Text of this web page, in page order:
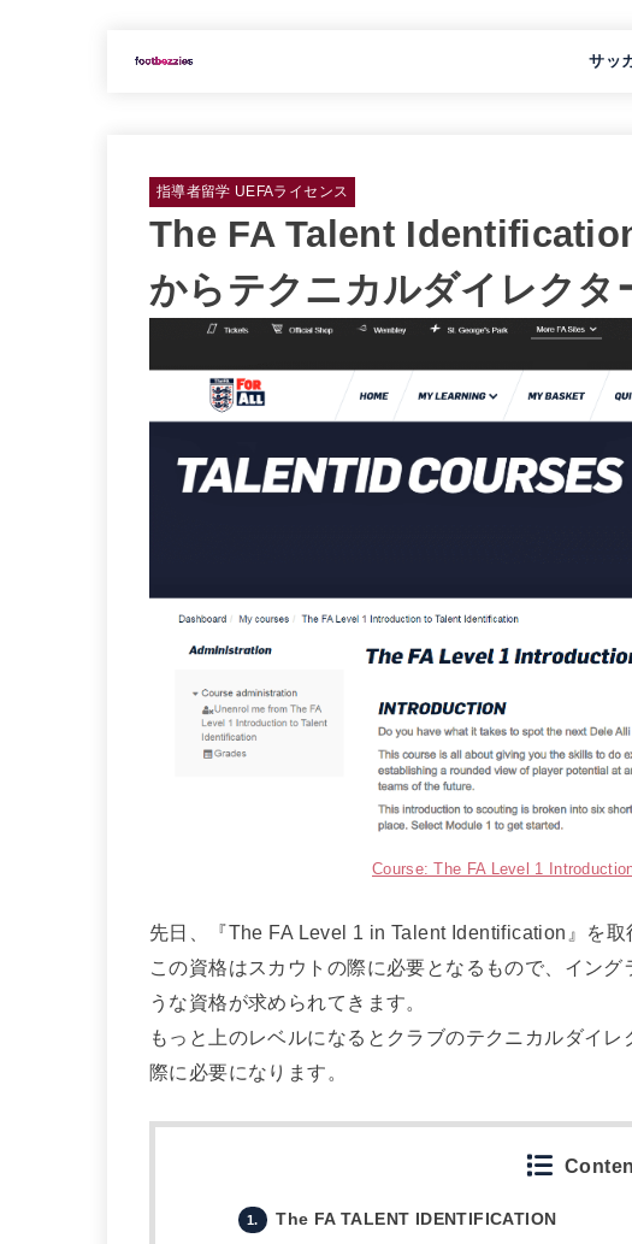
サッ
指導者留学 UEFAライセンス
The FA Talent
からテクニカルダイレクタ
Course: The FA Level 1
先日、『The FA Level 1 in Talent Identification』を取
この資格はスカウトの際に必要となるもので、イン
うな資格が求められてきます。
もっと上のレベルになるとクラブのテクニカルダイ
際に必要になります。
1. The FA TALENT IDENTIFICATION